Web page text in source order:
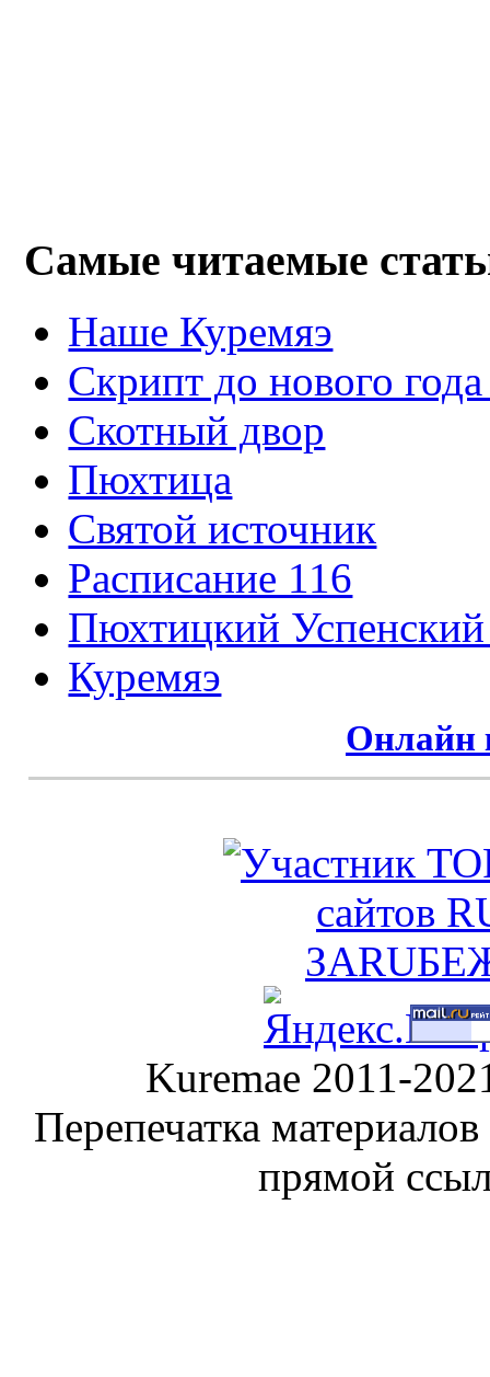
Самые читаемые
Наше Куремяэ
Скрипт до нового года
Cкотный двор
Пюхтица
Святой источник
Расписание 116
Пюхтицкий
Куремяэ
Онлайн
Kuremae 2011-
Перепечатка
прямой